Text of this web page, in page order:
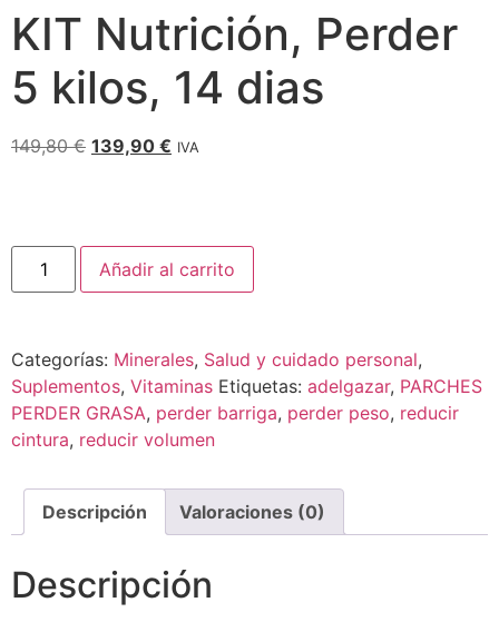
KIT Nutrición, Perder
5 kilos, 14 dias
149,80€ 139,90 € IVA
Añadir al carrito
Categorías: Minerales, Salud y cuidado personal,
Suplementos, Vitaminas Etiquetas: adelgazar, PARCHES
PERDER GRASA, perder barriga, perder peso, reducir
cintura, reducir volumen
Descripción Valoraciones (0)
Descripción